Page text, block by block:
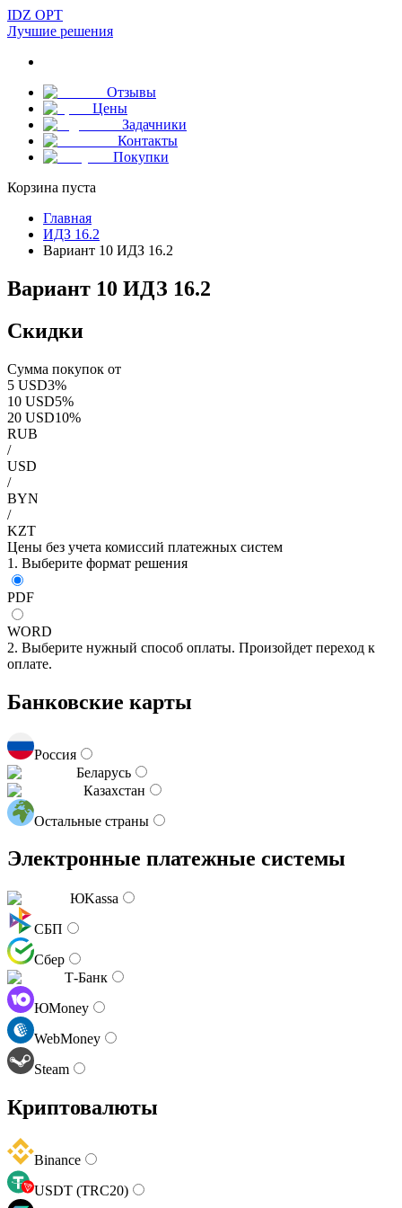
IDZ OPT
Лучшие решения
Отзывы
Цены
Задачники
Контакты
Покупки
Корзина пуста
Главная
ИДЗ 16.2
Вариант 10 ИДЗ 16.2
Вариант 10 ИДЗ 16.2
Скидки
Сумма покупок от
5 USD3%
10 USD5%
20 USD10%
RUB
/
USD
/
BYN
/
KZT
Цены без учета комиссий платежных систем
1. Выберите формат решения
PDF
WORD
2. Выберите нужный способ оплаты. Произойдет переход к
оплате.
Банковские карты
Россия
Беларусь
Казахстан
Остальные страны
Электронные платежные системы
ЮKassa
СБП
Сбер
Т-Банк
ЮMoney
WebMoney
Steam
Криптовалюты
Binance
USDT (TRC20)